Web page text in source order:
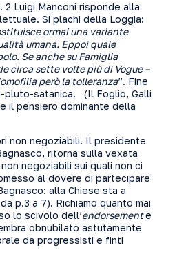
2 Luigi Manconi risponde alla
Si plachi della Loggia:
ormai una variante
umana. Eppoi quale
Se anche su Famiglia
circa sette volte più di Vogue –
però la tolleranza”. Fine
pluto-satanica. (Il Foglio, Galli
il pensiero dominante della
non negoziabili. Il presidente
ritorna sulla vexata
negoziabili sui quali non ci
al dovere di partecipare
alla Chiese sta a
p.3 a 7). Richiamo quanto mai
lo scivolo dell’endorsemente
obnubilato astutamente
da progressisti e finti